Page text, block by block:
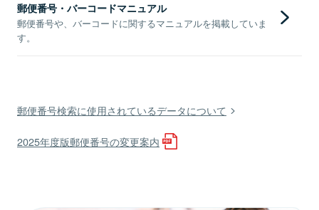
郵便番号・バーコードマニュアル
郵便番号や、バーコードに関するマニュアルを掲載していま
す。
郵便番号検索に使用されているデータについて
2025年度版郵便番号の変更案内